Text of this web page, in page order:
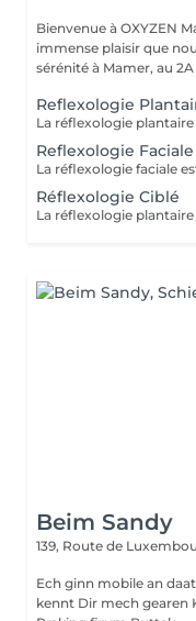
Bienvenue à OXYZEN Mamer
immense plaisir que
sérénité à Mamer, au 2A
Reflexologie
Reflexologie Faciale
Réflexologie Ciblé
Beim Sandy
139, Route de
Ech ginn mobile an
kennt Dir mech gearen Kontakteiren . Villmols Merci Gratis